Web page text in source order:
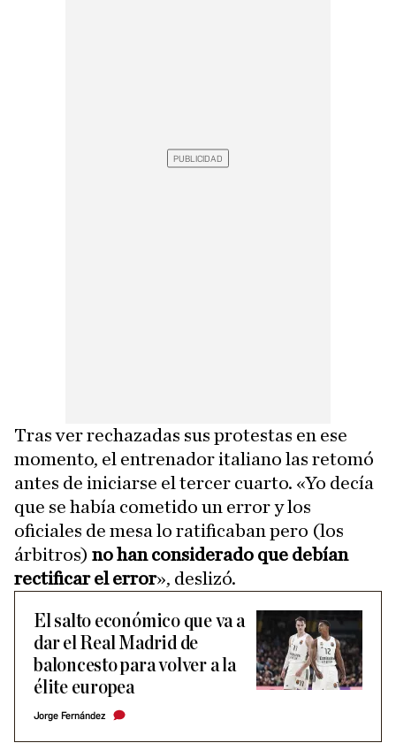
Tras ver rechazadas sus protestas en ese
momento, el entrenador italiano las retomó
antes de iniciarse el tercer cuarto. «Yo decía
que se había cometido un error y los
oficiales de mesa lo ratificaban pero (los
árbitros) no han considerado que debían
rectificar el error», deslizó.
El salto económico que va a
dar el Real Madrid de
baloncesto para volver a la
élite europea
Jorge Fernández